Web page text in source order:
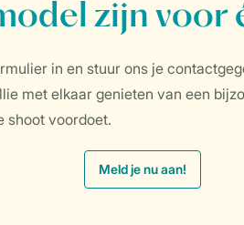
zijn voor
in en stuur ons je
met elkaar genieten van een
shoot voordoet.
Meld je nu aan!